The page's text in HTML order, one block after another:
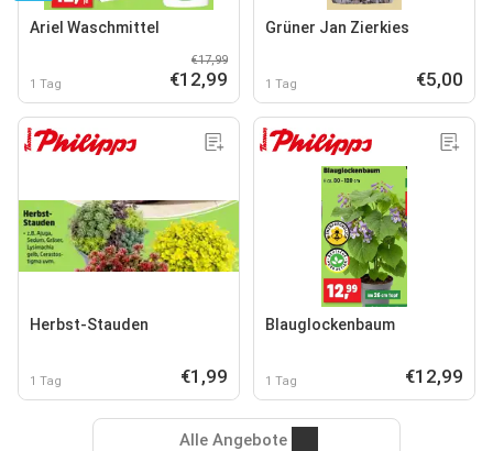
Ariel Waschmittel
1 Tag
€17,99
€12,99
Grüner Jan Zierkies
1 Tag €5,00
Herbst-Stauden
1 Tag €1,99
Blauglockenbaum
1 Tag €12,99
Alle Angebote